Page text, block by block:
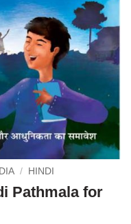
/ HINDI
Pathmala for